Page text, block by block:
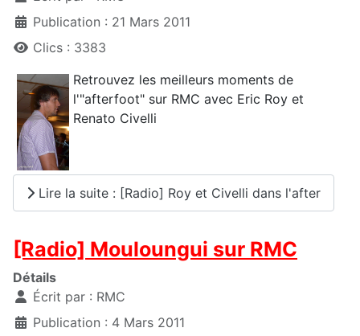
Publication : 21 Mars 2011
Clics : 3383
Retrouvez les meilleurs moments de
l'"afterfoot" sur RMC avec Eric Roy et
Renato Civelli
Lire la suite : [Radio] Roy et Civelli dans l'after
[Radio] Mouloungui sur RMC
Détails
Écrit par : RMC
Publication : 4 Mars 2011